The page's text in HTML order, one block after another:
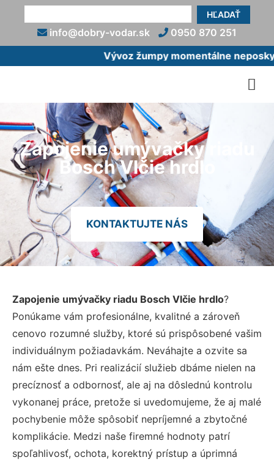
HĽADAŤ
info@dobry-vodar.sk
0950 870 251
Vývoz žumpy momentálne
Zapojenie umývačky riadu
Bosch Vlčie hrdlo
KONTAKTUJTE NÁS
Zapojenie umývačky riadu Bosch Vlčie hrdlo?
Ponúkame vám profesionálne, kvalitné a zároveň
cenovo rozumné služby, ktoré sú prispôsobené vašim
individuálnym požiadavkám. Neváhajte a ozvite sa
nám ešte dnes. Pri realizácií služieb dbáme nielen na
precíznosť a odbornosť, ale aj na dôslednú kontrolu
vykonanej práce, pretože si uvedomujeme, že aj malé
pochybenie môže spôsobiť nepríjemné a zbytočné
komplikácie. Medzi naše firemné hodnoty patrí
spoľahlivosť, ochota, korektný prístup a úprimná